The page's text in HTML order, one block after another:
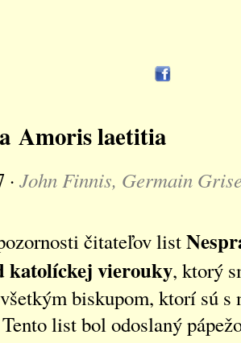
Amoris laetitia
John Finnis, Germain
čitateľov list
katolíckej vierouky, ktorý
biskupom, ktorí sú
list bol odoslaný